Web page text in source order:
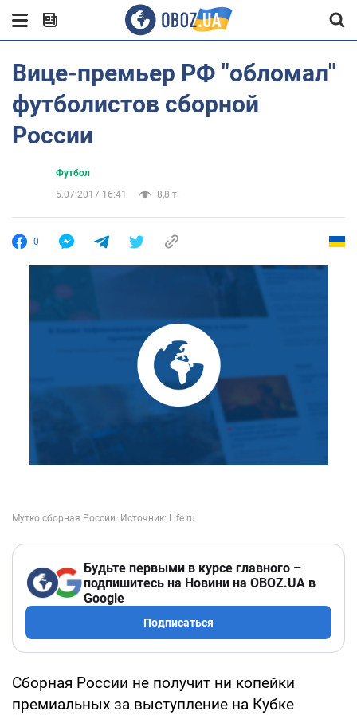
Вице-премьер РФ "обломал"
футболистов сборной
России
Футбол
5.07.2017 16:41
8,8 т.
0
Будьте первыми в курсе главного –
подпишитесь на Новини на OBOZ.UA в
Google
Подписаться
Сборная России не получит ни копейки
премиальных за выступление на Кубке